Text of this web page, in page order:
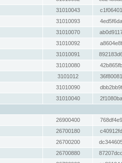
31010043
31010093
31010070
31010092
31010091
31010080
3101012
31010090
31010040
26900400
26700180
26700200
26700880